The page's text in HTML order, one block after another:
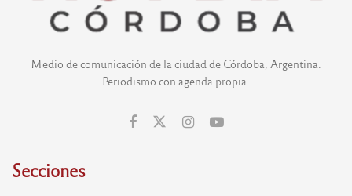
Medio de comunicación de la ciudad de Córdoba, Argentina.
Periodismo con agenda propia.
Secciones